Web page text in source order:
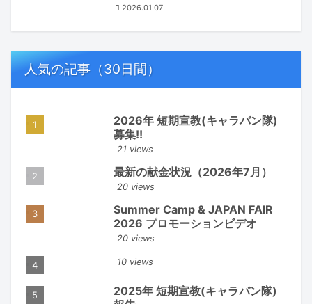
2026.01.07
人気の記事（30日間）
2026年 短期宣教(キャラバン隊)
募集!!
21 views
最新の献金状況（2026年7月）
20 views
Summer Camp & JAPAN FAIR
2026 プロモーションビデオ
20 views
10 views
2025年 短期宣教(キャラバン隊)